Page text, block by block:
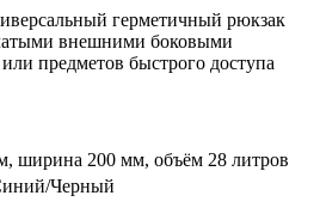
герметичный рюкзак
внешними боковыми
предметов быстрого доступа
ширина 200 мм, объём 28 литров
Черный